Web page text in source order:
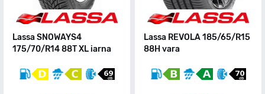
Lassa SNOWAYS4
175/70/R14 88T XL iarna
Lassa REVOLA 185/65/R15
88H vara